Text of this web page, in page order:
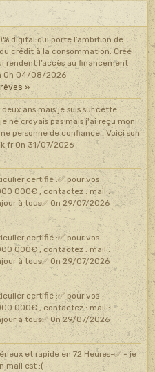
digital qui porte l’ambition de
crédit à la consommation. Créé
rendent l’accès au financement
On 04/08/2026
»
ans mais je suis sur cette
ne croyais pas mais j'ai reçu mon
personne de confiance , Voici son
On 31/07/2026
certifié :✅ pour vos
000€ , contactez : mail :
à tous✅ On 29/07/2026
certifié :✅ pour vos
000€ , contactez : mail :
à tous✅ On 29/07/2026
certifié :✅ pour vos
000€ , contactez : mail :
à tous✅ On 29/07/2026
et rapide en 72 Heures-✅ - je
mail est :(